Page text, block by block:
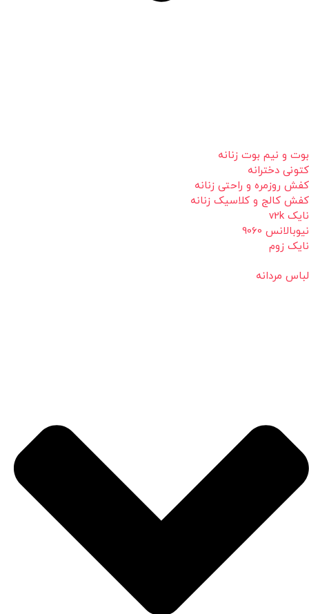
بوت و نیم بوت زنانه
کتونی دخترانه
کفش روزمره و راحتی زنانه
کفش کالج و کلاسیک زنانه
نایک v2k
نیوبالانس 9060
نایک زوم
لباس مردانه